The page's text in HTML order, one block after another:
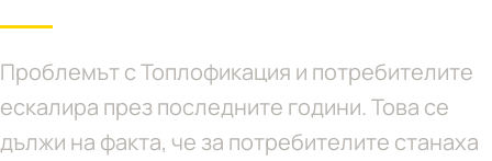
Проблемът с Топлофикация и потребителите
ескалира през последните години. Това се
дължи на факта, че за потребителите станаха